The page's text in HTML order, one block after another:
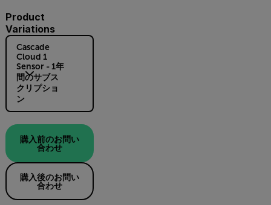
Product
Variations
Cascade
Cloud 1
Sensor - 1年
間のサブス
クリプショ
ン
購入前のお問い
合わせ
購入後のお問い
合わせ